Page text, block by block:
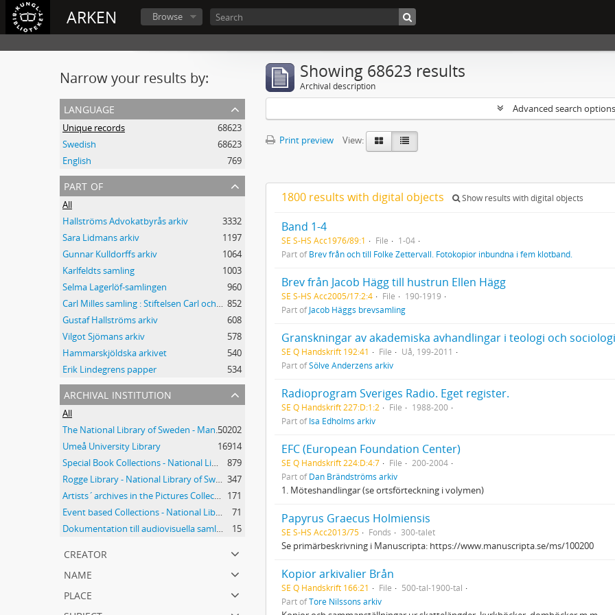
ARKEN Browse
Narrow your results by:
language
Unique records
68623
Swedish
68623
English
769
part of
All
Hallströms Advokatbyrås arkiv
3332
Sara Lidmans arkiv
1197
Gunnar Kulldorffs arkiv
1064
Karlfeldts samling
1003
Selma Lagerlöf-samlingen
960
Carl Milles samling : Stiftelsen Carl och Olga Milles Lidingöhem 852
Gustaf Hallströms arkiv
608
Vilgot Sjömans arkiv
578
Hammarskjöldska arkivet
540
Erik Lindegrens papper
534
archival institution
All
The National Library of Sweden - Manuscripts Collections50202
Umeå University Library
16914
Special Book Collections - National Library of Sweden
879
Rogge Library - National Library of Sweden 347
Artists´archives in the Pictures Collection - National Library of Sweden
171
Event based Collections - National Library of Sweden
71
Dokumentation till audiovisuella samlingar - Kungliga biblioteket
15
creator
name
place
Showing 68623 results
Archival description
Advanced search
Print preview View:
1800 results with digital objects Show results with digital objects
Band 1-4
SE S-HS Acc1976/89:1 File
1-04
Part ofBrev från och till Folke Zettervall. Fotokopior inbundna i fem klotband.
Brev från Jacob Hägg till hustrun Ellen Hägg
SE S-HS Acc2005/17:2:4 File
190-1919
Part ofJacob Häggs brevsamling
Granskningar av akademiska avhandlingar i teologi och
SE Q Handskrift 192:41 File
Uå, 199-2011
Part ofSölve Anderzéns arkiv
Radioprogram Sveriges Radio. Eget register.
SE Q Handskrift 227:D:1:2 File
1988-200
Part ofIsa Edholms arkiv
EFC (European Foundation Center)
SE Q Handskrift 224:D:4:7 File
200-2004
Part ofDan Brändströms arkiv
1. Möteshandlingar (se ortsförteckning i volymen)
Papyrus Graecus Holmiensis
SE S-HS Acc2013/75 Fonds 300-talet
Se primärbeskrivning i Manuscripta: https://www.manuscripta.se/ms/100200
Kopior arkivalier Brån
SE Q Handskrift 166:21 File
500-tal-1900-tal
Part ofTore Nilssons arkiv